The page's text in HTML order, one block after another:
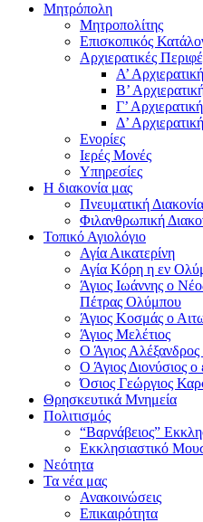
Μητρόπολη
Μητροπολίτης
Επισκοπικός
Αρχιερατικές
Α’
Β’
Γ’
Δ’
Ενορίες
Ιερές Μονές
Υπηρεσίες
Η διακονία μας
Πνευματική Διακονία
Φιλανθρωπική
Τοπικό Αγιολόγιο
Αγία Αικατερίνη
Αγία Κόρη η εν
Άγιος Ιωάννης ο
Πέτρας Ολύμπου
Άγιος Κοσμάς ο
Άγιος Μελέτιος
Ο Άγιος
Ο Άγιος Διονύσιος
Όσιος Γεώργιος
Θρησκευτικά Μνημεία
Πολιτισμός
“Βαρνάβειος”
Εκκλησιαστικό
Νεότητα
Τα νέα μας
Ανακοινώσεις
Επικαιρότητα